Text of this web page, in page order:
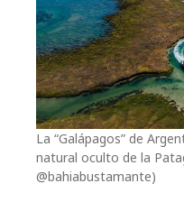
La “Galápagos” de
natural oculto de la
@bahiabustamante)